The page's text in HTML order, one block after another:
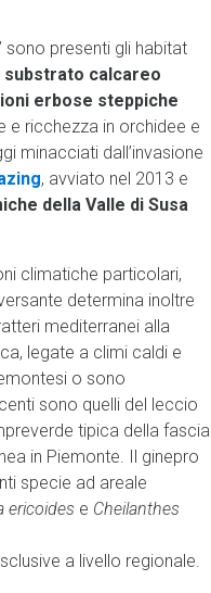
sono presenti gli habitat
substrato calcareo
erbose steppiche
e ricchezza in orchidee e
minacciati dall’invasione
, avviato nel 2013 e
della Valle di Susa
climatiche particolari,
determina inoltre
mediterranei alla
legate a climi caldi e
o sono
sono quelli del leccio
tipica della fascia
in Piemonte. Il ginepro
specie ad areale
ericoides e Cheilanthes
a livello regionale.